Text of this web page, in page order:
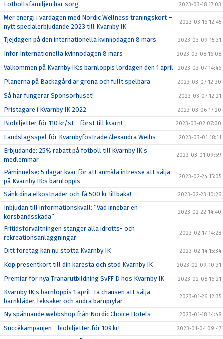
Fotbollsfamiljen har sorg 2023-03-18 17:03
Mer energi i vardagen med Nordic Wellness träningskort –
nytt specialerbjudande 2023 till Kvarnby IK
2023-03-16 12:45
Tjejdagen på den internationella kvinnodagen 8 mars 2023-03-09 15:31
Inför Internationella kvinnodagen 8 mars 2023-03-08 16:08
Välkommen på Kvarnby IK:s barnloppis lördagen den 1 april 2023-03-07 14:46
Planerna på Bäckagård är gröna och fullt spelbara 2023-03-07 12:30
Så här fungerar Sponsorhuset! 2023-03-07 12:21
Pristagare i Kvarnby IK 2022 2023-03-06 17:20
Biobiljetter för 110 kr/st - först till kvarn! 2023-03-02 07:00
Landslagsspel för Kvarnbyfostrade Alexandra Weihs 2023-03-01 18:11
Erbjudande: 25% rabatt på fotboll till Kvarnby IK:s
medlemmar
2023-03-01 09:59
Påminnelse: 5 dagar kvar för att anmäla intresse att sälja
på Kvarnby IK:s barnloppis
2023-02-24 15:05
Sänk dina elkostnader och få 500 kr tillbaka! 2023-02-23 10:26
Inbjudan till informationskväll: ”Vad innebär en
korsbandsskada”
2023-02-22 14:40
Fritidsförvaltningen stänger alla idrotts- och
rekreationsanläggningar
2023-02-17 14:28
Ditt företag kan nu stötta Kvarnby IK 2023-02-14 15:34
Köp presentkort till din käresta och stöd Kvarnby IK 2023-02-09 10:31
Premiär för nya Tränarutbildning SvFF D hos Kvarnby IK 2023-02-08 16:21
Kvarnby IK:s barnloppis 1 april: Ta chansen att sälja
barnkläder, leksaker och andra barnprylar
2023-01-26 12:35
Ny spännande webbshop från Nordic Choice Hotels 2023-01-18 14:48
Succékampanjen - biobiljetter för 109 kr! 2023-01-04 09:47